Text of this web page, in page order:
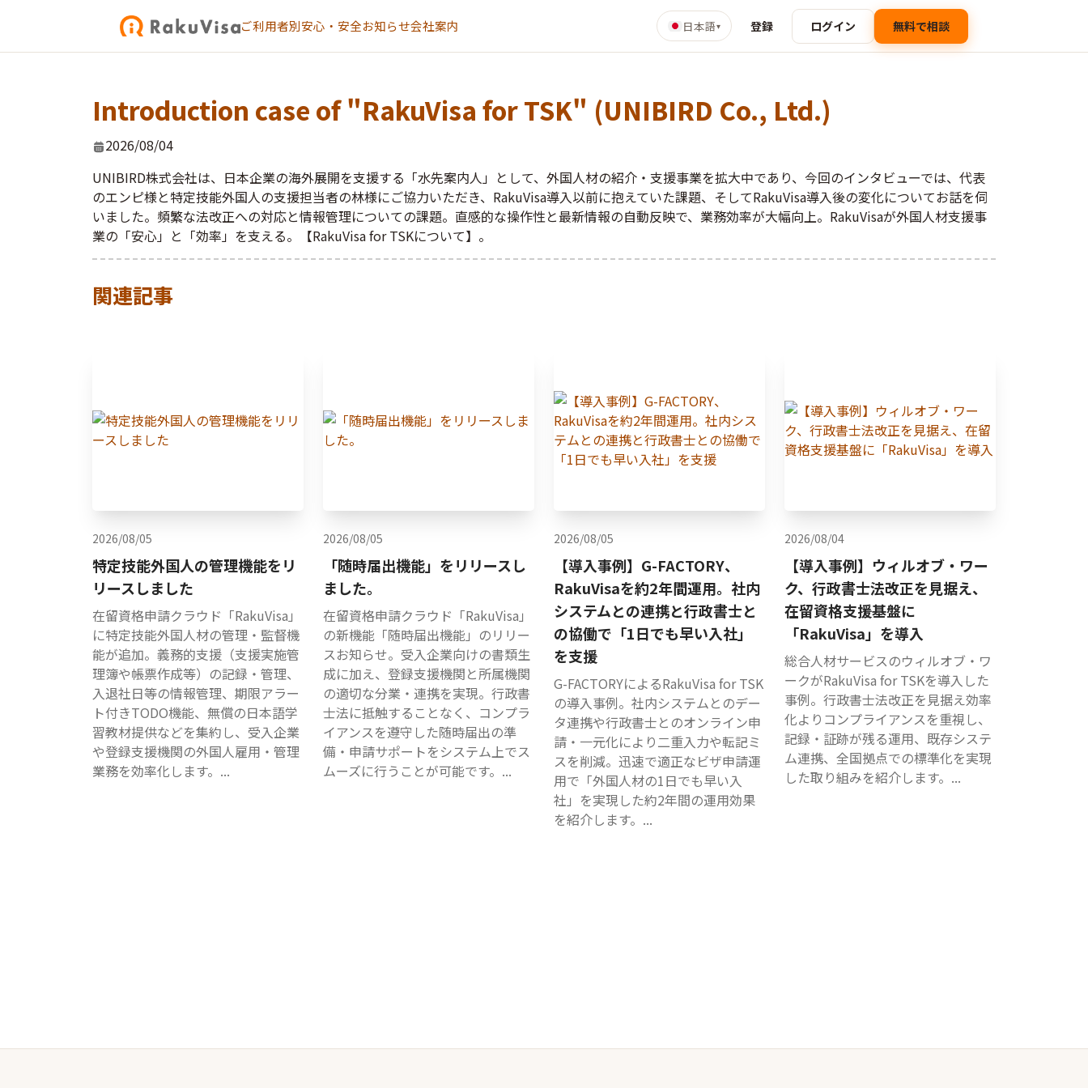
ご利用者別安心・安全お知らせ会社案内 日本語▾ 登録 ログイン 無料で相談
Introduction case of "RakuVisa for TSK" (UNIBIRD Co., Ltd.)
2026/08/04
UNIBIRD株式会社は、日本企業の海外展開を支援する「水先案内人」として、外国人材の紹介・支援事業を拡大中であり、今回のインタビューでは、代表
のエンピ様と特定技能外国人の支援担当者の林様にご協力いただき、RakuVisa導入以前に抱えていた課題、そしてRakuVisa導入後の変化についてお話を伺
いました。頻繁な法改正への対応と情報管理についての課題。直感的な操作性と最新情報の自動反映で、業務効率が大幅向上。RakuVisaが外国人材支援事
業の「安心」と「効率」を支える。【RakuVisa for TSKについて】。
関連記事
2026/08/05
特定技能外国人の管理機能をリ
リースしました
在留資格申請クラウド「RakuVisa」
に特定技能外国人材の管理・監督機
能が追加。義務的支援（支援実施管
理簿や帳票作成等）の記録・管理、
入退社日等の情報管理、期限アラー
ト付きTODO機能、無償の日本語学
習教材提供などを集約し、受入企業
や登録支援機関の外国人雇用・管理
業務を効率化します。...
2026/08/05
「随時届出機能」をリリースし
ました。
在留資格申請クラウド「RakuVisa」
の新機能「随時届出機能」のリリー
スお知らせ。受入企業向けの書類生
成に加え、登録支援機関と所属機関
の適切な分業・連携を実現。行政書
士法に抵触することなく、コンプラ
イアンスを遵守した随時届出の準
備・申請サポートをシステム上でス
ムーズに行うことが可能です。...
2026/08/05
【導入事例】G-FACTORY、
RakuVisaを約2年間運用。社内
システムとの連携と行政書士と
の協働で「1日でも早い入社」
を支援
G-FACTORYによるRakuVisa for TSK
の導入事例。社内システムとのデー
タ連携や行政書士とのオンライン申
請・一元化により二重入力や転記ミ
スを削減。迅速で適正なビザ申請運
用で「外国人材の1日でも早い入
社」を実現した約2年間の運用効果
を紹介します。...
2026/08/04
【導入事例】ウィルオブ・ワー
ク、行政書士法改正を見据え、
在留資格支援基盤に
「RakuVisa」を導入
総合人材サービスのウィルオブ・ワ
ークがRakuVisa for TSKを導入した
事例。行政書士法改正を見据え効率
化よりコンプライアンスを重視し、
記録・証跡が残る運用、既存システ
ム連携、全国拠点での標準化を実現
した取り組みを紹介します。...